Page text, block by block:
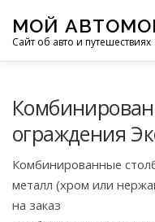
содержимому
МОЙ
Сайт об авто и путешествиях
ФОТООТЧЕТЫ
ограждения
Комбинированные
металл (хром или
на заказ